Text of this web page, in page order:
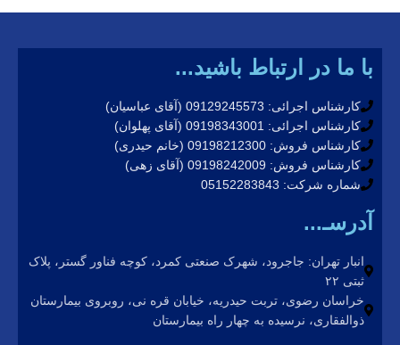
با ما در ارتباط باشید...
کارشناس اجرائی: 09129245573 (آقای عباسیان)
کارشناس اجرائی: 09198343001 (آقای پهلوان)
کارشناس فروش: 09198212300 (خانم حیدری)
کارشناس فروش: 09198242009 (آقای زهی)
شماره شرکت: 05152283843
آدرسـ...
انبار تهران: جاجرود، شهرک صنعتی کمرد، کوچه فناور گستر، پلاک
ثبتی ۲۲
خراسان رضوی، تربت حیدریه، خیابان قره نی، روبروی بیمارستان
ذوالفقاری، نرسیده به چهار راه بیمارستان